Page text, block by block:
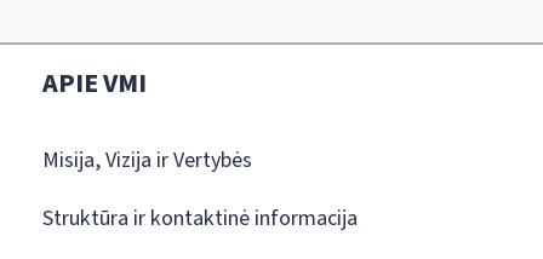
APIE VMI
Misija, Vizija ir Vertybės
Struktūra ir kontaktinė informacija